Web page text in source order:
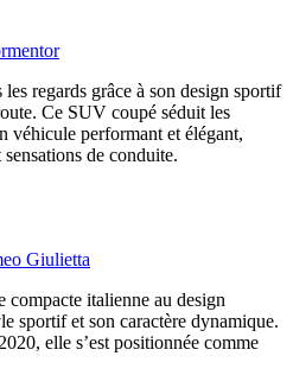
regards grâce à son design sportif
Ce SUV coupé séduit les
véhicule performant et élégant,
de conduite.
Giulietta
italienne au design
sportif et son caractère dynamique.
elle s’est positionnée comme